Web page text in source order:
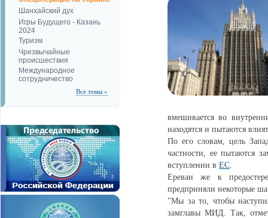
Шанхайский дух
Игры Будущего - Казань
2024
Туризм
Чрезвычайные
происшествия
Международное
сотрудничество
Все темы »
вмешивается во
находятся и пытаются
По его словам, цель
частности, ее пытаются
вступлении в ЕС.
Ереван же к
предприняли некоторые
"Мы за то, чтобы
замглавы МИД. Так,